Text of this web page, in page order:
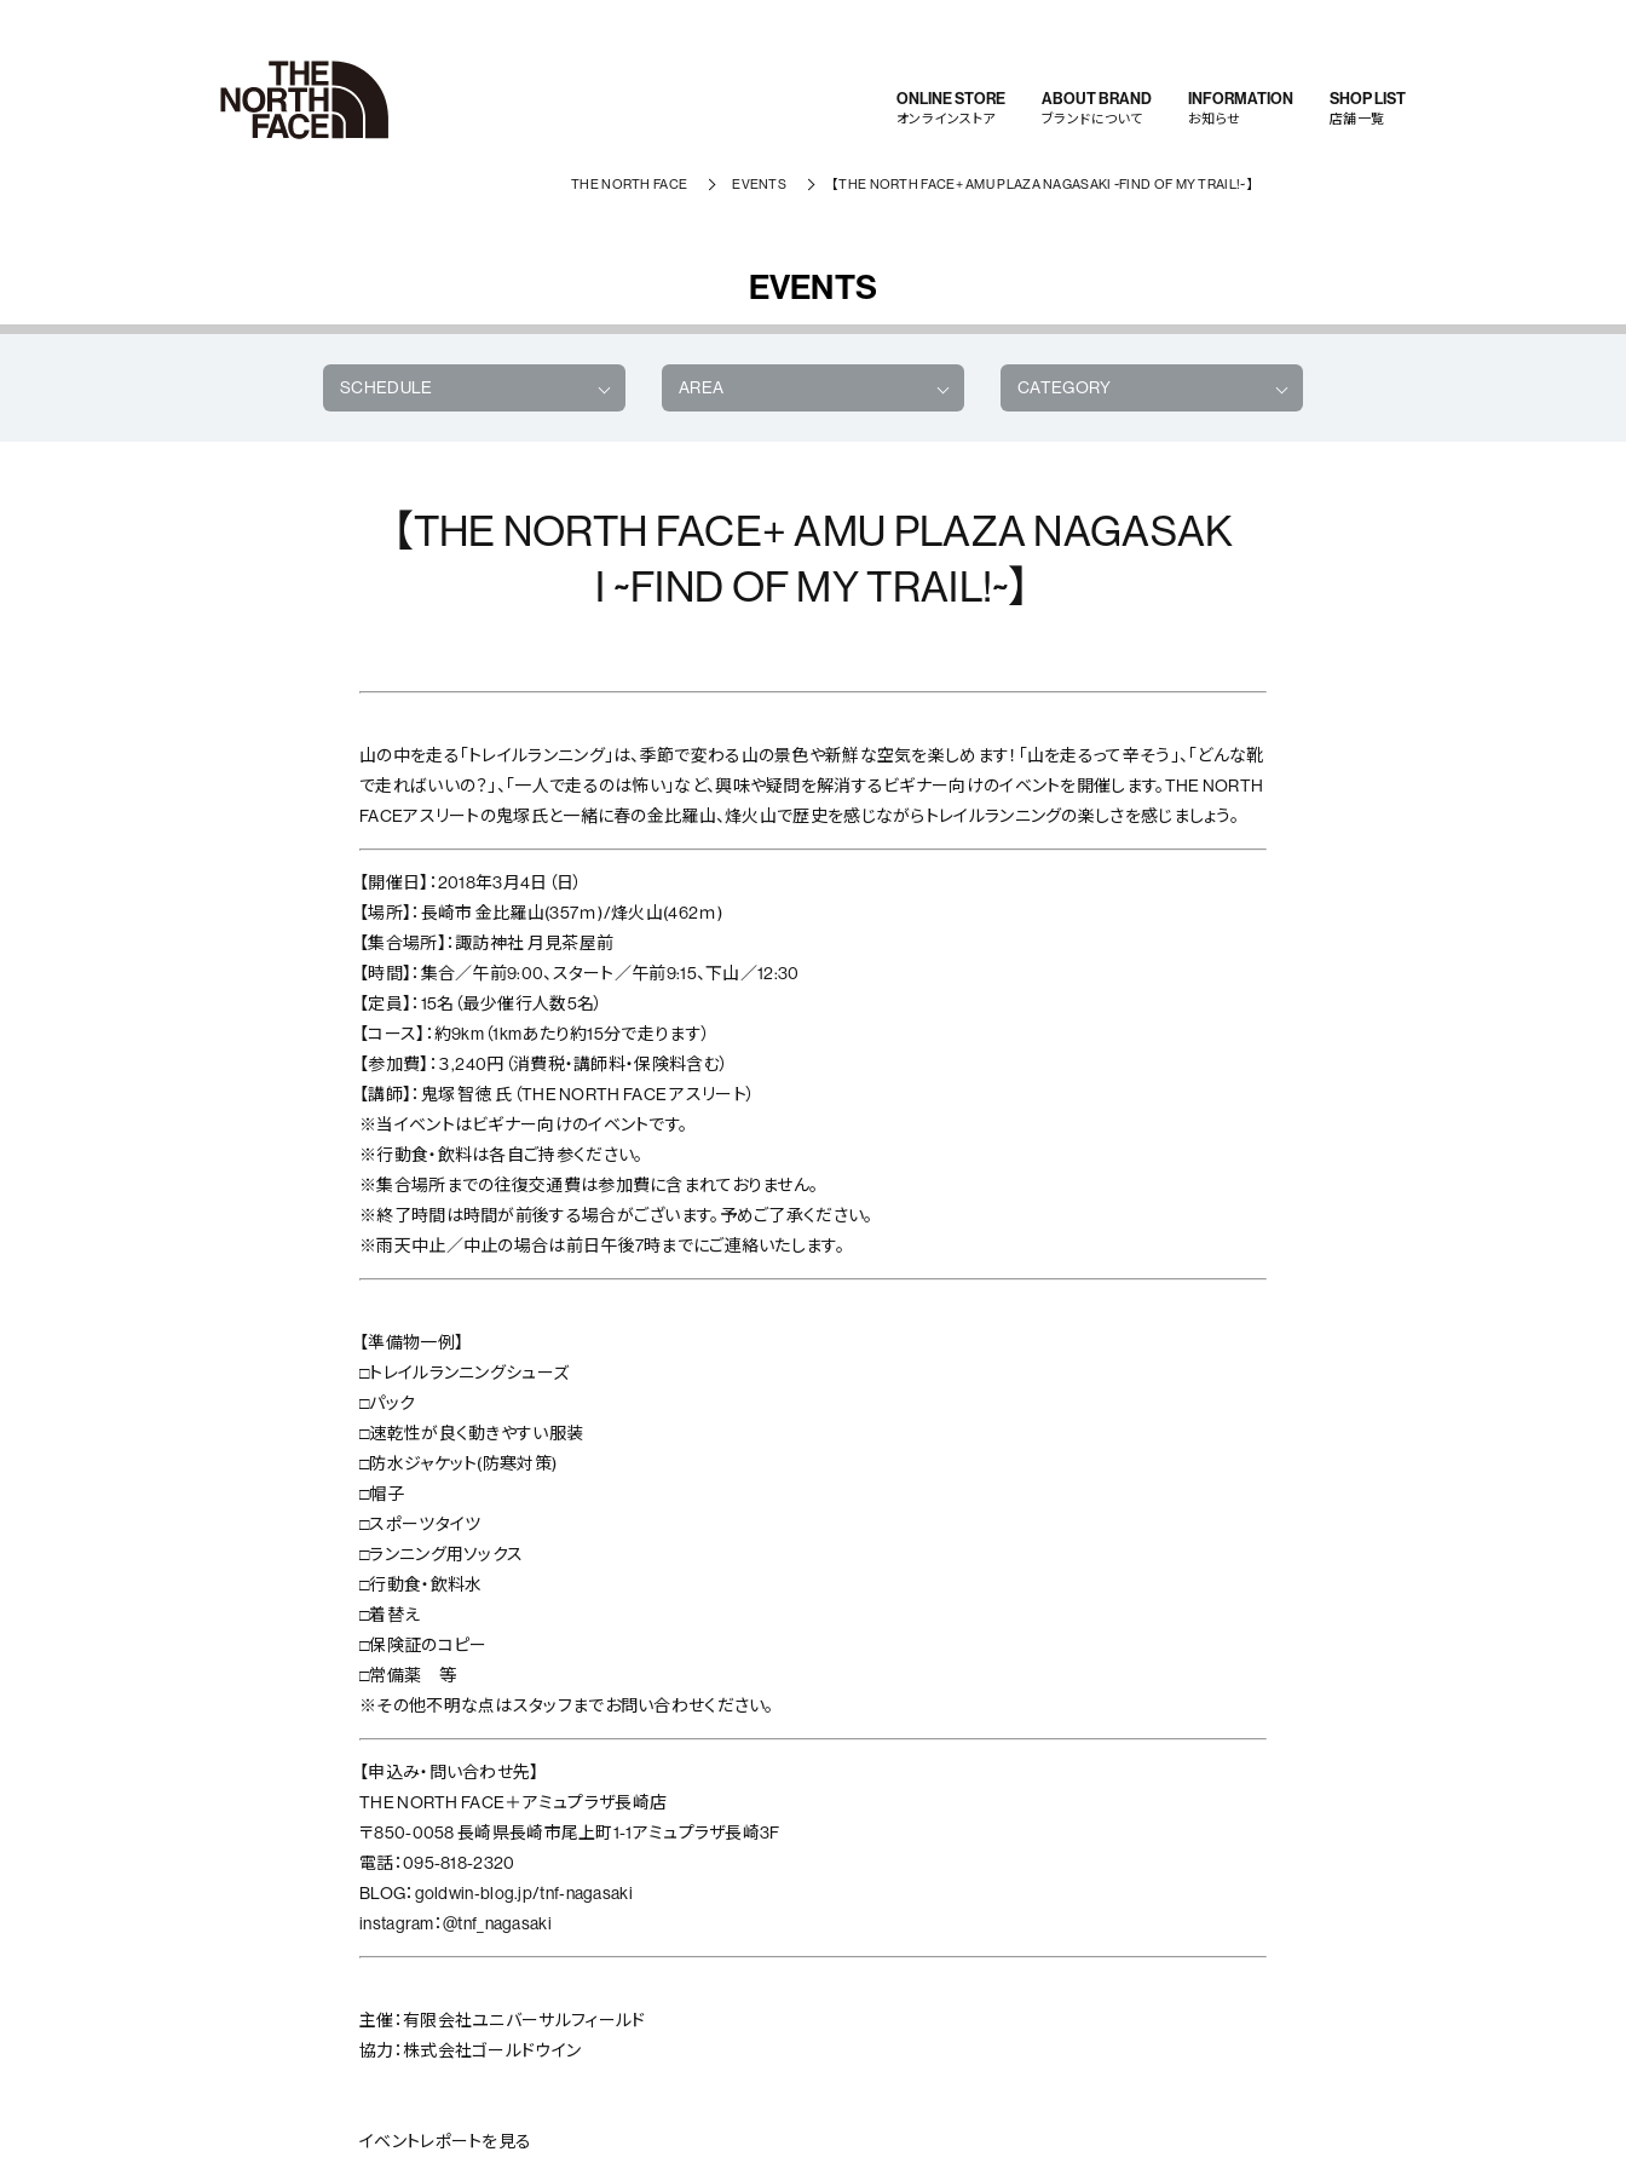
ONLINE STORE
オンラインストア
ABOUT BRAND
ブランドについて
INFORMATION
お知らせ
SHOP LIST
店舗一覧
THE NORTH FACE EVENTS 【THE NORTH FACE+ AMU PLAZA NAGASAKI ~FIND OF MY TRAIL!~】
EVENTS
SCHEDULE AREA CATEGORY
【THE NORTH FACE+ AMU PLAZA NAGASAK
I ~FIND OF MY TRAIL!~】
山の中を走る「トレイルランニング」は、季節で変わる山の景色や新鮮な空気を楽しめます！「山を走るって辛そう」、「どんな靴
で走ればいいの？」、「一人で走るのは怖い」など、興味や疑問を解消するビギナー向けのイベントを開催します。THE NORTH
FACEアスリートの鬼塚氏と一緒に春の金比羅山、烽火山で歴史を感じながらトレイルランニングの楽しさを感じましょう。
【開催日】：2018年3月4日（日）
【場所】：長崎市 金比羅山(357ｍ)/烽火山(462ｍ)
【集合場所】：諏訪神社 月見茶屋前
【時間】：集合／午前9:00、スタート／午前9:15、下山／12:30
【定員】：15名（最少催行人数5名）
【コース】：約9km（1kmあたり約15分で走ります）
【参加費】：３,240円（消費税・講師料・保険料含む）
【講師】：鬼塚 智徳 氏（THE NORTH FACE アスリート）
※当イベントはビギナー向けのイベントです。
※行動食・飲料は各自ご持参ください。
※集合場所までの往復交通費は参加費に含まれておりません。
※終了時間は時間が前後する場合がございます。予めご了承ください。
※雨天中止／中止の場合は前日午後7時までにご連絡いたします。
【準備物一例】
□トレイルランニングシューズ
□パック
□速乾性が良く動きやすい服装
□防水ジャケット(防寒対策)
□帽子
□スポーツタイツ
□ランニング用ソックス
□行動食・飲料水
□着替え
□保険証のコピー
□常備薬 等
※その他不明な点はスタッフまでお問い合わせください。
【申込み・問い合わせ先】
THE NORTH FACE＋アミュプラザ長崎店
〒850-0058 長崎県長崎市尾上町1-1アミュプラザ長崎3F
電話：095-818-2320
BLOG：goldwin‐blog.jp/tnf‐nagasaki
instagram：@tnf_nagasaki
主催：有限会社ユニバーサルフィールド
協力：株式会社ゴールドウイン
イベントレポートを見る